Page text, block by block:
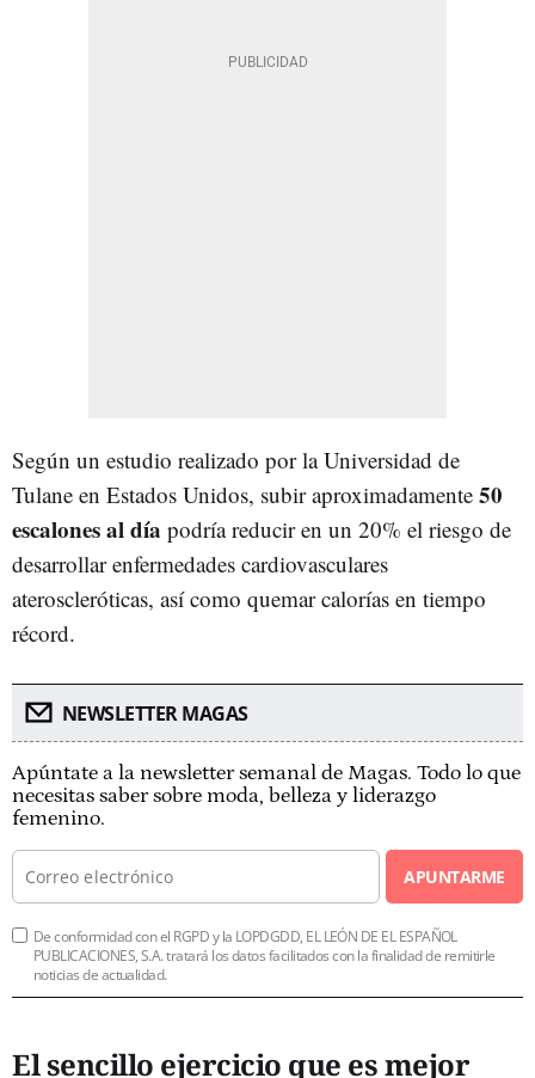
Según un estudio realizado por la Universidad de
Tulane en Estados Unidos, subir aproximadamente 50
escalones al día podría reducir en un 20% el riesgo de
desarrollar enfermedades cardiovasculares
ateroscleróticas, así como quemar calorías en tiempo
récord.
NEWSLETTER MAGAS
Apúntate a la newsletter semanal de Magas. Todo lo que
necesitas saber sobre moda, belleza y liderazgo
femenino.
APUNTARME
De conformidad con el RGPD y la LOPDGDD, EL LEÓN DE EL ESPAÑOL
PUBLICACIONES, S.A. tratará los datos facilitados con la finalidad de remitirle
noticias de actualidad.
El sencillo ejercicio que es mejor